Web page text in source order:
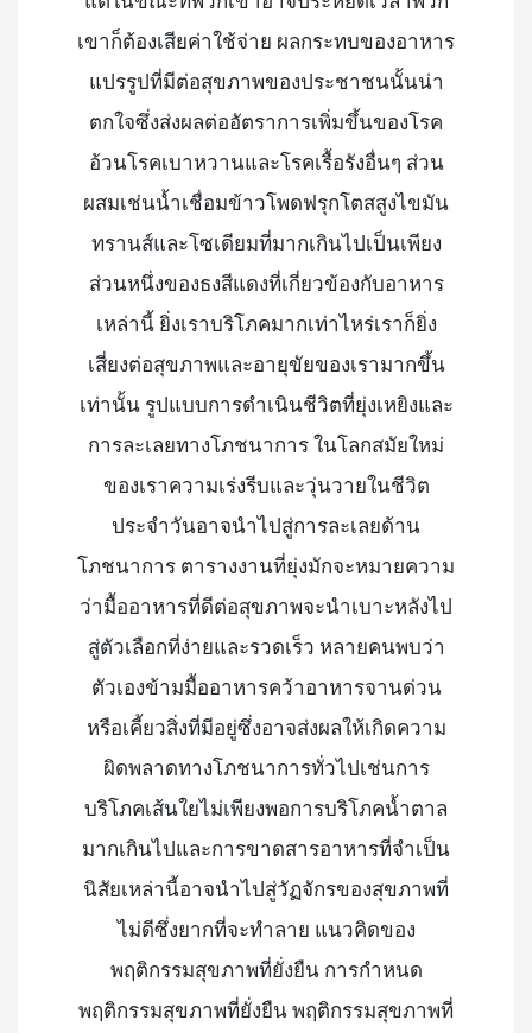
เขาก็ต้องเสียค่าใช้จ่าย ผลกระทบของอาหาร
แปรรูปที่มีต่อสุขภาพของประชาชนนั้นน่า
ตกใจซึ่งส่งผลต่ออัตราการเพิ่มขึ้นของโรค
อ้วนโรคเบาหวานและโรคเรื้อรังอื่นๆ ส่วน
ผสมเช่นน้ำเชื่อมข้าวโพดฟรุกโตสสูงไขมัน
ทรานส์และโซเดียมที่มากเกินไปเป็นเพียง
ส่วนหนึ่งของธงสีแดงที่เกี่ยวข้องกับอาหาร
เหล่านี้ ยิ่งเราบริโภคมากเท่าไหร่เราก็ยิ่ง
เสี่ยงต่อสุขภาพและอายุขัยของเรามากขึ้น
เท่านั้น รูปแบบการดำเนินชีวิตที่ยุ่งเหยิงและ
การละเลยทางโภชนาการ ในโลกสมัยใหม่
ของเราความเร่งรีบและวุ่นวายในชีวิต
ประจำวันอาจนำไปสู่การละเลยด้าน
โภชนาการ ตารางงานที่ยุ่งมักจะหมายความ
ว่ามื้ออาหารที่ดีต่อสุขภาพจะนำเบาะหลังไป
สู่ตัวเลือกที่ง่ายและรวดเร็ว หลายคนพบว่า
ตัวเองข้ามมื้ออาหารคว้าอาหารจานด่วน
หรือเคี้ยวสิ่งที่มีอยู่ซึ่งอาจส่งผลให้เกิดความ
ผิดพลาดทางโภชนาการทั่วไปเช่นการ
บริโภคเส้นใยไม่เพียงพอการบริโภคน้ำตาล
มากเกินไปและการขาดสารอาหารที่จำเป็น
นิสัยเหล่านี้อาจนำไปสู่วัฏจักรของสุขภาพที่
ไม่ดีซึ่งยากที่จะทำลาย แนวคิดของ
พฤติกรรมสุขภาพที่ยั่งยืน การกำหนด
พฤติกรรมสุขภาพที่ยั่งยืน พฤติกรรมสุขภาพที่